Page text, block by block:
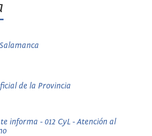
de la Provincia
informa - 012 CyL - Atención al